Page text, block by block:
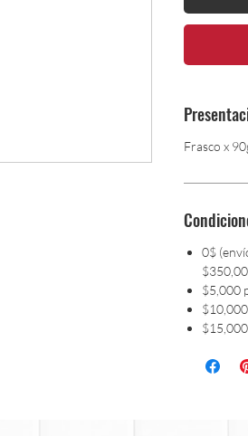
Frasco x
0$
$5,000